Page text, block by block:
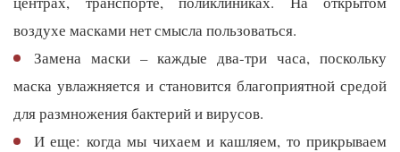
воздухе масками нет смысла пользоваться.
Замена маски – каждые два-три часа, поскольку
маска увлажняется и становится благоприятной средой
для размножения бактерий и вирусов.
И еще: когда мы чихаем и кашляем, то прикрываем